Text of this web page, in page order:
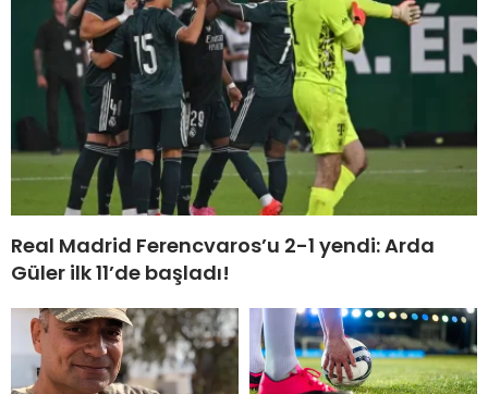
Real Madrid Ferencvaros’u 2-1 yendi: Arda
Güler ilk 11’de başladı!